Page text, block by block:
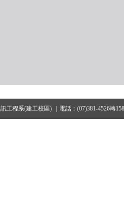
工程系(建工校區) ｜電話：(07)381-4526轉